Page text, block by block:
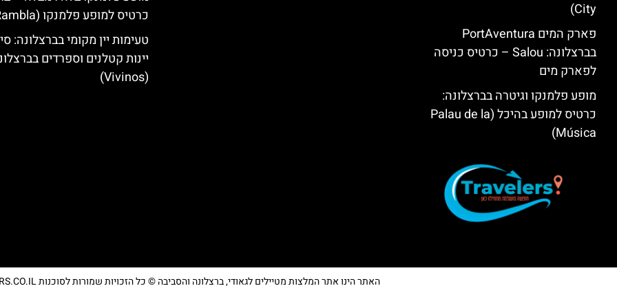
City)
פארק המים PortAventura
בברצלונה: Salou – כרטיס כניסה
לפארק מים
מופע פלמנקו וגיטרה בברצלונה:
כרטיס למופע בהיכל (Palau de la
Música)
כרטיס למופע פלמנקו (La Rambla)
טעימות יין מקומי בברצלונה:
יינות קטלנים וספרדים
(Vivinos)
האתר הינו אתר המלצות מטיילים לגאודי, ברצלונה והסביבה © כל הזכויות שמורות לסוכנות TRAVELERS.CO.IL